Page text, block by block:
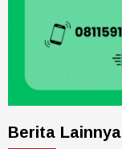
Berita Lainnya